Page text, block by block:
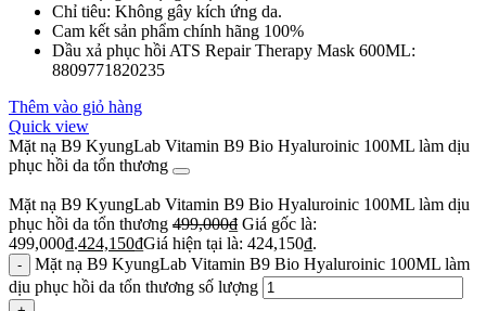
Chỉ tiêu: Không gây kích ứng da.
Cam kết sản phẩm chính hãng 100%
Dầu xả phục hồi ATS Repair Therapy Mask 600ML:
8809771820235
Thêm vào giỏ hàng
Quick view
Mặt nạ B9 KyungLab Vitamin B9 Bio Hyaluroinic 100ML làm dịu
phục hồi da tổn thương
Mặt nạ B9 KyungLab Vitamin B9 Bio Hyaluroinic 100ML làm dịu
phục hồi da tổn thương 499,000₫ Giá gốc là:
499,000₫.424,150₫Giá hiện tại là: 424,150₫.
Mặt nạ B9 KyungLab Vitamin B9 Bio Hyaluroinic 100ML làm
dịu phục hồi da tổn thương số lượng